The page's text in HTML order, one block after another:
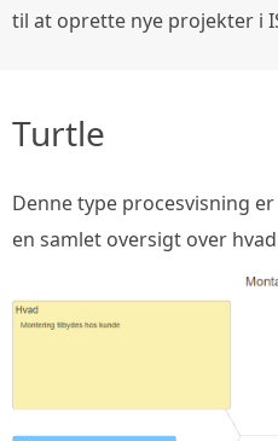
til at oprette nye projekter i
Turtle
Denne type procesvisning
en samlet oversigt over